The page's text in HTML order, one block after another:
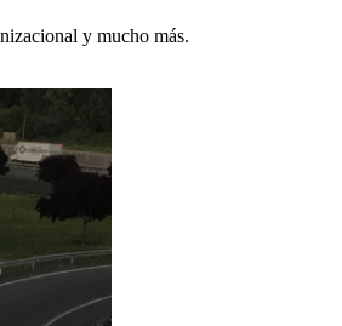
y mucho más.